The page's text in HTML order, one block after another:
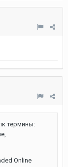
термины:
Online